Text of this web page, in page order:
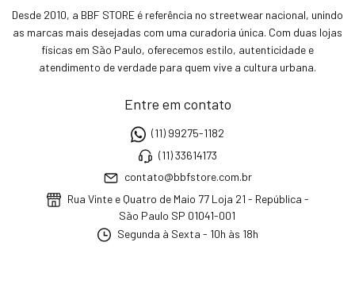
Desde 2010, a BBF STORE é referência no streetwear nacional, unindo
as marcas mais desejadas com uma curadoria única. Com duas lojas
físicas em São Paulo, oferecemos estilo, autenticidade e
atendimento de verdade para quem vive a cultura urbana.
Entre em contato
(11) 99275-1182
(11) 33614173
contato@bbfstore.com.br
Rua Vinte e Quatro de Maio 77 Loja 21 - República -
São Paulo SP 01041-001
Segunda à Sexta - 10h às 18h